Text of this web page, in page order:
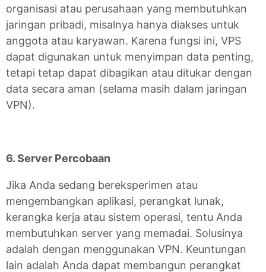
organisasi atau perusahaan yang membutuhkan
jaringan pribadi, misalnya hanya diakses untuk
anggota atau karyawan. Karena fungsi ini, VPS
dapat digunakan untuk menyimpan data penting,
tetapi tetap dapat dibagikan atau ditukar dengan
data secara aman (selama masih dalam jaringan
VPN).
6. Server Percobaan
Jika Anda sedang bereksperimen atau
mengembangkan aplikasi, perangkat lunak,
kerangka kerja atau sistem operasi, tentu Anda
membutuhkan server yang memadai. Solusinya
adalah dengan menggunakan VPN. Keuntungan
lain adalah Anda dapat membangun perangkat